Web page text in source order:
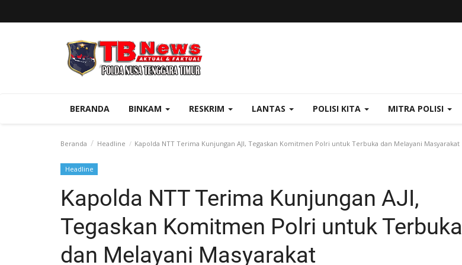
BERANDA BINKAM RESKRIM LANTAS POLISI KITA MITRA POLISI
Beranda Headline Kapolda NTT Terima Kunjungan AJI, Tegaskan Komitmen Polri untuk Terbuka dan Melayani Masyarakat
Headline
Kapolda NTT Terima Kunjungan AJI,
Tegaskan Komitmen Polri untuk Terbuka
dan Melayani Masyarakat